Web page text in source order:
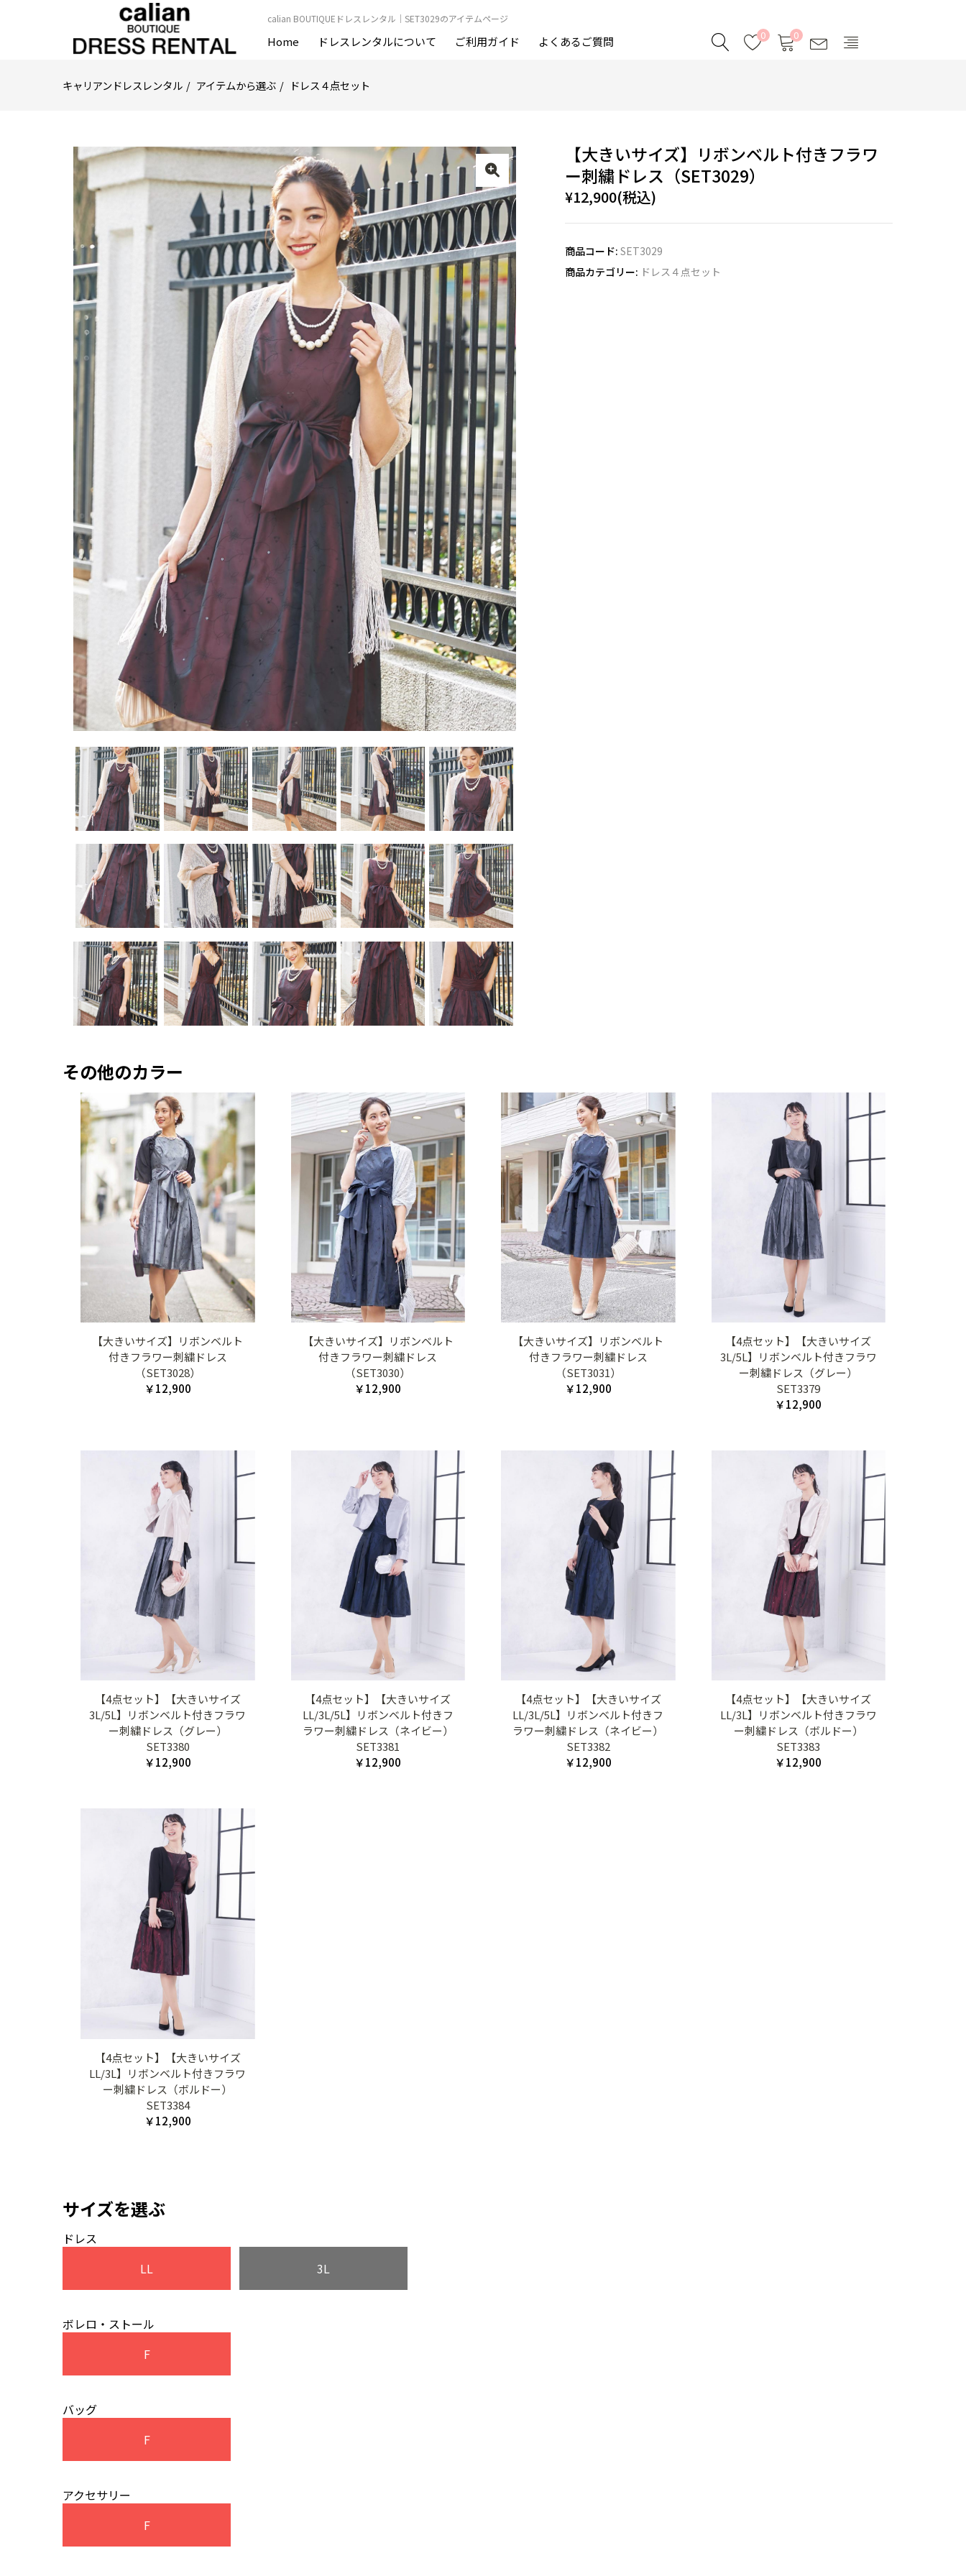
calian BOUTIQUEドレスレンタル｜SET3029のアイテムページ
Home ドレスレンタルについて ご利用ガイド よくあるご質問 0 0
キャリアンドレスレンタル アイテムから選ぶ ドレス４点セット
【大きいサイズ】リボンベルト付きフラワ
ー刺繍ドレス（SET3029）
¥12,900(税込)
商品コード: SET3029
商品カテゴリー: ドレス４点セット
その他のカラー
【大きいサイズ】リボンベルト
付きフラワー刺繍ドレス
（SET3028）
￥12,900
【大きいサイズ】リボンベルト
付きフラワー刺繍ドレス
（SET3030）
￥12,900
【大きいサイズ】リボンベルト
付きフラワー刺繍ドレス
（SET3031）
￥12,900
【4点セット】【大きいサイズ
3L/5L】リボンベルト付きフラワ
ー刺繍ドレス（グレー）
SET3379
￥12,900
【4点セット】【大きいサイズ
3L/5L】リボンベルト付きフラワ
ー刺繍ドレス（グレー）
SET3380
￥12,900
【4点セット】【大きいサイズ
LL/3L/5L】リボンベルト付きフ
ラワー刺繍ドレス（ネイビー）
SET3381
￥12,900
【4点セット】【大きいサイズ
LL/3L/5L】リボンベルト付きフ
ラワー刺繍ドレス（ネイビー）
SET3382
￥12,900
【4点セット】【大きいサイズ
LL/3L】リボンベルト付きフラワ
ー刺繍ドレス（ボルドー）
SET3383
￥12,900
【4点セット】【大きいサイズ
LL/3L】リボンベルト付きフラワ
ー刺繍ドレス（ボルドー）
SET3384
￥12,900
サイズを選ぶ
ドレス
LL
3L
ボレロ・ストール
F
バッグ
F
アクセサリー
F